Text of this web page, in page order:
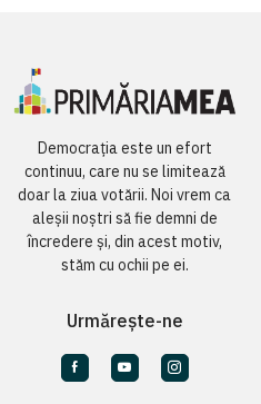
Democrația este un efort
continuu, care nu se limitează
doar la ziua votării. Noi vrem ca
aleșii noștri să fie demni de
încredere și, din acest motiv,
stăm cu ochii pe ei.
Urmărește-ne